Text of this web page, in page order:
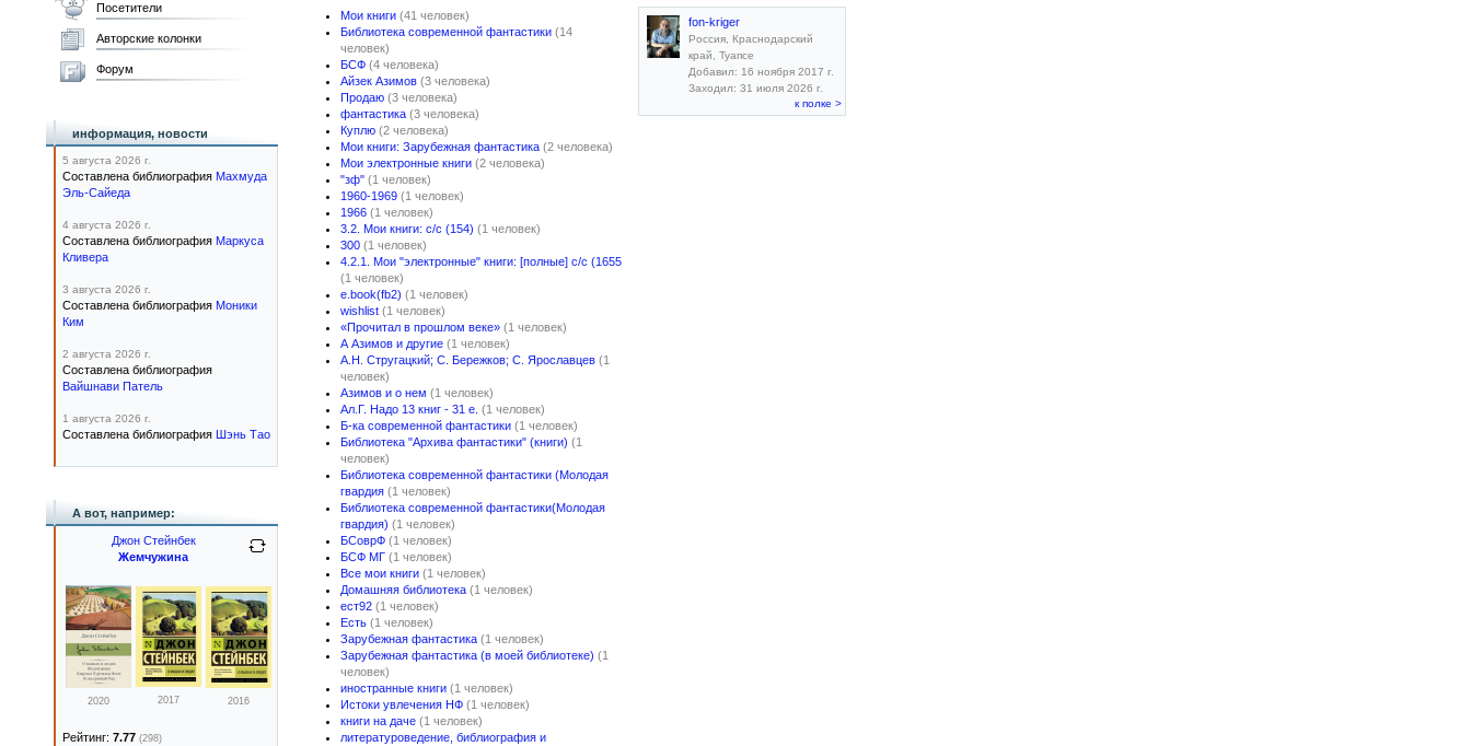
Мои книги (41 человек)
Библиотека современной фантастики (14
человек)
БСФ (4 человека)
Айзек Азимов (3 человека)
Продаю (3 человека)
фантастика (3 человека)
Куплю (2 человека)
Мои книги: Зарубежная фантастика (2 человека)
Мои электронные книги (2 человека)
"зф" (1 человек)
1960-1969 (1 человек)
1966 (1 человек)
3.2. Мои книги: с/с (154) (1 человек)
300 (1 человек)
4.2.1. Мои "электронные" книги: [полные] с/с (1655
(1 человек)
e.book(fb2) (1 человек)
wishlist (1 человек)
«Прочитал в прошлом веке» (1 человек)
А Азимов и другие (1 человек)
А.Н. Стругацкий; С. Бережков; С. Ярославцев (1
человек)
Азимов и о нем (1 человек)
Ал.Г. Надо 13 книг - 31 е. (1 человек)
Б-ка современной фантастики (1 человек)
Библиотека "Архива фантастики" (книги) (1
человек)
Библиотека современной фантастики (Молодая
гвардия (1 человек)
Библиотека современной фантастики(Молодая
гвардия) (1 человек)
БСоврФ (1 человек)
БСФ МГ (1 человек)
Все мои книги (1 человек)
Домашняя библиотека (1 человек)
ест92 (1 человек)
Есть (1 человек)
Зарубежная фантастика (1 человек)
Зарубежная фантастика (в моей библиотеке) (1
человек)
иностранные книги (1 человек)
Истоки увлечения НФ (1 человек)
книги на даче (1 человек)
литературоведение, библиография и
fon-kriger
Россия, Краснодарский
край, Туапсе
Добавил: 16 ноября 2017 г.
Заходил: 31 июля 2026 г.
к полке >
Посетители
Авторские колонки
Форум
информация, новости
5 августа 2026 г.
Составлена библиография Махмуда
Эль-Сайеда
4 августа 2026 г.
Составлена библиография Маркуса
Кливера
3 августа 2026 г.
Составлена библиография Моники
Ким
2 августа 2026 г.
Составлена библиография
Вайшнави Патель
1 августа 2026 г.
Составлена библиография Шэнь Тао
А вот, например:
Джон Стейнбек
Жемчужина
2020 2017 2016
Рейтинг: 7.77 (298)